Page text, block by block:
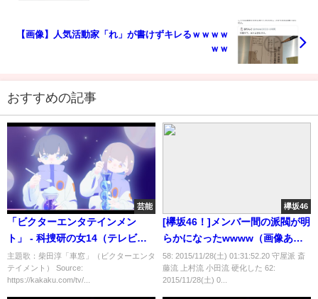
【画像】人気活動家「れ」が書けずキレるｗｗｗｗ
ｗｗ
おすすめの記事
芸能
「ビクターエンタテインメン
ト」 - 科捜研の女14（テレビ朝
日）
主題歌：柴田淳「車窓」（ビクターエンタ
テイメント） Source:
https://kakaku.com/tv/...
欅坂46
[欅坂46！]メンバー間の派閥が明
らかになったwwww（画像あ
り）
58: 2015/11/28(土) 01:31:52.20 守屋派 斎
藤流 上村流 小田流 硬化した 62:
2015/11/28(土) 0...